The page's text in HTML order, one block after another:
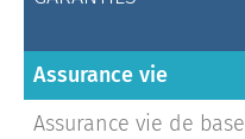
Assurance vie
Assurance vie de base